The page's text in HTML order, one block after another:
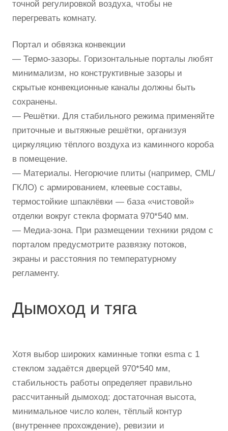
точной регулировкой воздуха, чтобы не
перегревать комнату.
Портал и обвязка конвекции
— Термо-зазоры. Горизонтальные порталы любят
минимализм, но конструктивные зазоры и
скрытые конвекционные каналы должны быть
сохранены.
— Решётки. Для стабильного режима применяйте
приточные и вытяжные решётки, организуя
циркуляцию тёплого воздуха из каминного короба
в помещение.
— Материалы. Негорючие плиты (например, СМL/
ГКЛО) с армированием, клеевые составы,
термостойкие шпаклёвки — база «чистовой»
отделки вокруг стекла формата 970*540 мм.
— Медиа-зона. При размещении техники рядом с
порталом предусмотрите развязку потоков,
экраны и расстояния по температурному
регламенту.
Дымоход и тяга
Хотя выбор широких каминные топки esma с 1
стеклом задаётся дверцей 970*540 мм,
стабильность работы определяет правильно
рассчитанный дымоход: достаточная высота,
минимальное число колен, тёплый контур
(внутреннее прохождение), ревизии и